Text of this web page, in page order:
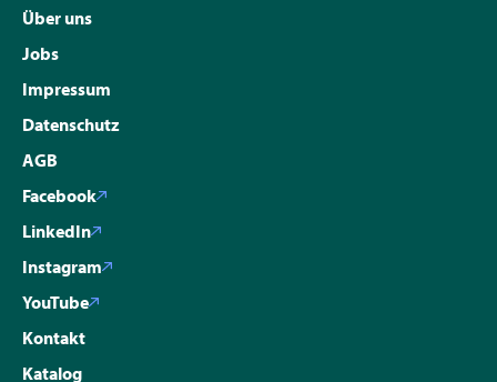
Über uns
Jobs
Impressum
Datenschutz
AGB
Facebook
LinkedIn
Instagram
YouTube
Kontakt
Katalog